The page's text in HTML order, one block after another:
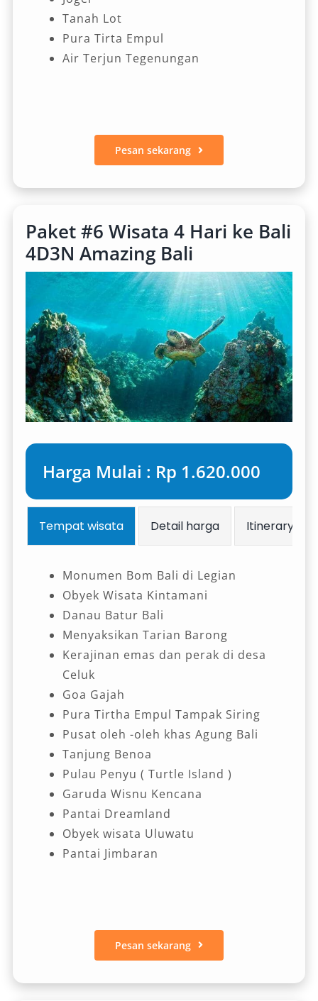
Tanah Lot
Pura Tirta Empul
Air Terjun Tegenungan
Pesan sekarang
Paket #6 Wisata 4 Hari ke Bali
4D3N Amazing Bali
Harga Mulai : Rp 1.620.000
Tempat wisata Detail harga Itinerary
Monumen Bom Bali di Legian
Obyek Wisata Kintamani
Danau Batur Bali
Menyaksikan Tarian Barong
Kerajinan emas dan perak di desa
Celuk
Goa Gajah
Pura Tirtha Empul Tampak Siring
Pusat oleh -oleh khas Agung Bali
Tanjung Benoa
Pulau Penyu ( Turtle Island )
Garuda Wisnu Kencana
Pantai Dreamland
Obyek wisata Uluwatu
Pantai Jimbaran
Pesan sekarang